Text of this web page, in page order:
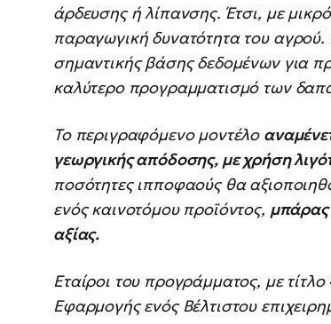
άρδευσης ή λίπανσης. Έτσι, με
παραγωγική δυνατότητα του αγρού.
σημαντικής βάσης δεδομένων για
καλύτερο προγραμματισμό των
Το περιγραφόμενο μοντέλο
γεωργικής απόδοσης, με χρήση
ποσότητες ιπποφαούς θα
ενός καινοτόμου προϊόντος, μπάρας
αξίας.
Εταίροι του προγράμματος, με
Εφαρμογής ενός Βέλτιστου